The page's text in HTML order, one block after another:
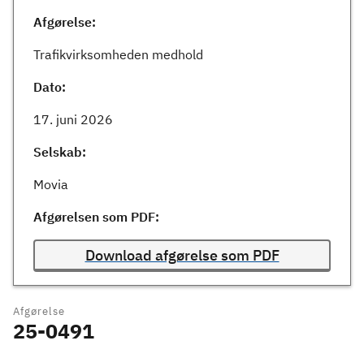
Afgørelse:
Trafikvirksomheden medhold
Dato:
17. juni 2026
Selskab:
Movia
Afgørelsen som PDF:
Download afgørelse som PDF
Afgørelse
25-0491